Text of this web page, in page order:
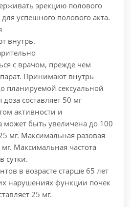
эрекцию полового
успешного полового акта.
внутрь.
с врачом, прежде чем
Принимают внутрь
планируемой сексуальной
составляет 50 мг
активности и
может быть увеличена до 100
мг. Максимальная разовая
мг. Максимальная частота
сутки.
в возрасте старше 65 лет
нарушениях функции почек
25 мг.